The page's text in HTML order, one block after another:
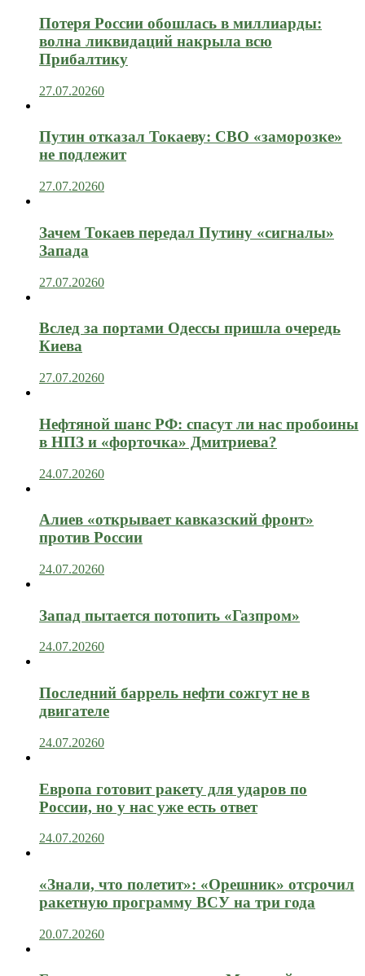
Потеря России обошлась в миллиарды:
волна ликвидаций накрыла всю
Прибалтику
27.07.20260
Путин отказал Токаеву: СВО «заморозке»
не подлежит
27.07.20260
Зачем Токаев передал Путину «сигналы»
Запада
27.07.20260
Вслед за портами Одессы пришла очередь
Киева
27.07.20260
Нефтяной шанс РФ: спасут ли нас пробоины
в НПЗ и «форточка» Дмитриева?
24.07.20260
Алиев «открывает кавказский фронт»
против России
24.07.20260
Запад пытается потопить «Газпром»
24.07.20260
Последний баррель нефти сожгут не в
двигателе
24.07.20260
Европа готовит ракету для ударов по
России, но у нас уже есть ответ
24.07.20260
«Знали, что полетит»: «Орешник» отсрочил
ракетную программу ВСУ на три года
20.07.20260